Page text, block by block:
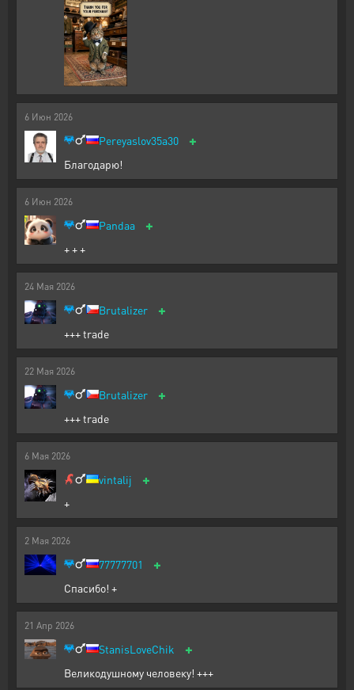
6 Июн 2026
Pereyaslov35a30 +
Благодарю!
6 Июн 2026
Pandaa +
+ + +
24 Мая 2026
Brutalizer +
+++ trade
22 Мая 2026
Brutalizer +
+++ trade
6 Мая 2026
vintalij +
+
2 Мая 2026
77777701 +
Спасибо! +
21 Апр 2026
StanisLoveChik +
Великодушному человеку! +++